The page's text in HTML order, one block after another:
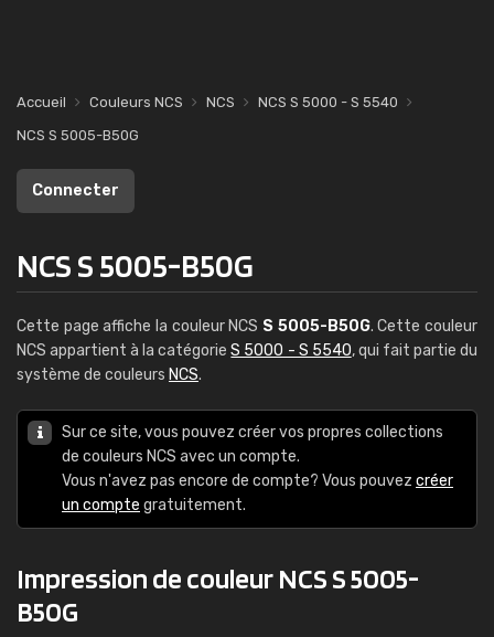
Accueil Couleurs NCS NCS
NCS S 5000 - S 5540
NCS S 5005-B50G
Connecter
NCS S 5005-B50G
Cette page affiche la couleur NCS S 5005-B50G. Cette couleur
NCS appartient à la catégorieS 5000 - S 5540, qui fait partie du
système de couleurs NCS.
Sur ce site, vous pouvez créer vos propres collections
de couleurs NCS avec un compte.
Vous n'avez pas encore de compte? Vous pouvez créer
un compte gratuitement.
Impression de couleur NCS S 5005-
B50G